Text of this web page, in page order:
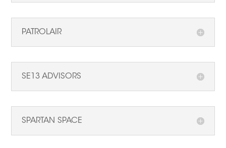
PATROLAIR
SE13 ADVISORS
SPARTAN SPACE